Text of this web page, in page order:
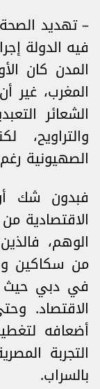
– تهديد
فيه الدولة
المدن كان
المغرب، غير
الشعائر
الصهيونية
فبدون شك
الاقتصادية
الوهم،
من سكاكين
في دبي
الاقتصاد.
أضعافه
التجربة
بالسراب.